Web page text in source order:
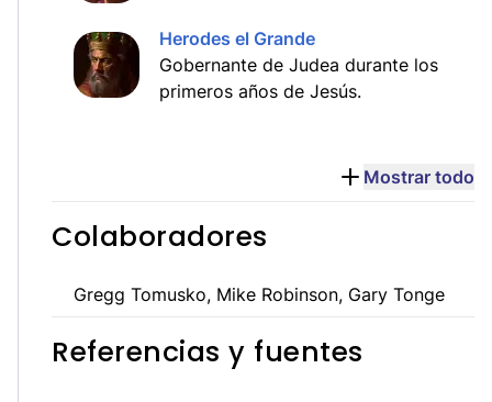
Herodes el Grande
Gobernante de Judea durante los
primeros años de Jesús.
Mostrar todo
Colaboradores
Gregg Tomusko, Mike Robinson, Gary Tonge
Referencias y fuentes